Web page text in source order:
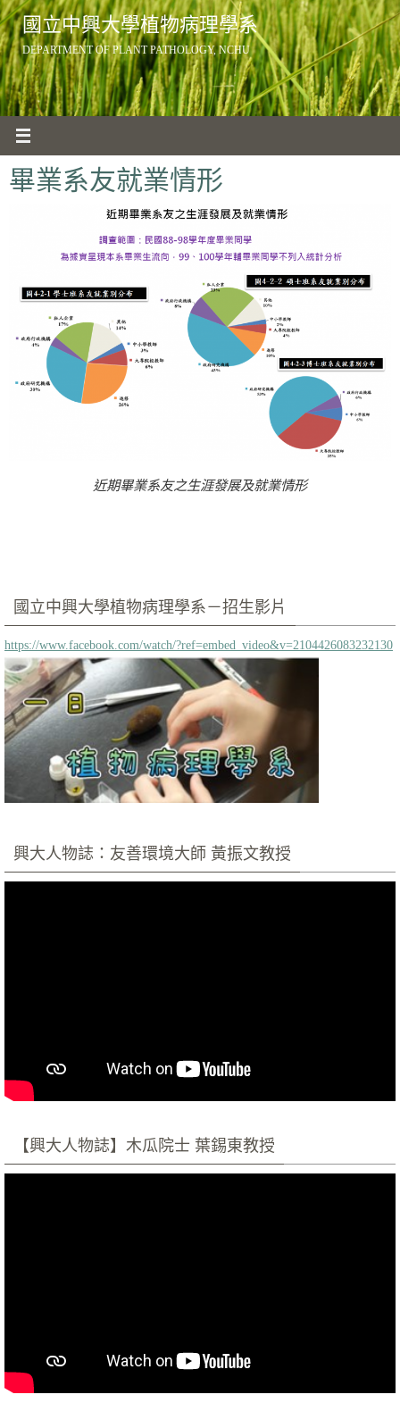
Skip
to
content
國立中興大學植物病理學系
DEPARTMENT OF PLANT PATHOLOGY, NCHU
畢業系友就業情形
近期畢業系友之生涯發展及就業情形
國立中興大學植物病理學系－招生影片
https://www.facebook.com/watch/?ref=embed_video&v=2104426083232130
興大人物誌：友善環境大師 黃振文教授
【興大人物誌】木瓜院士 葉錫東教授